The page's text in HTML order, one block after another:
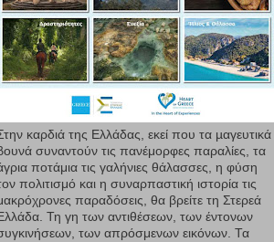
καρδιά της Ελλάδας, εκεί που τα µαγευτικά
συναντούν τις πανέμορφες παραλίες, τα
ποτάμια τις γαλήνιες θάλασσες, η φύση
πολιτισμό και η συναρπαστική ιστορία τις
παραδόσεις, θα βρείτε τη Στερεά
Τη γη των αντιθέσεων, των έντονων
των απρόσμενων εικόνων. Τα